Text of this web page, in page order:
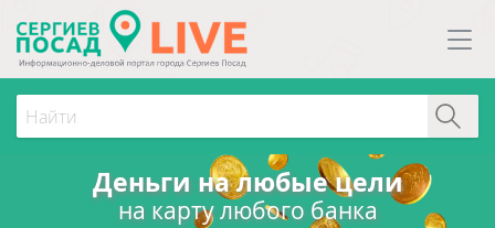
Деньги на любые цели
на карту любого банка